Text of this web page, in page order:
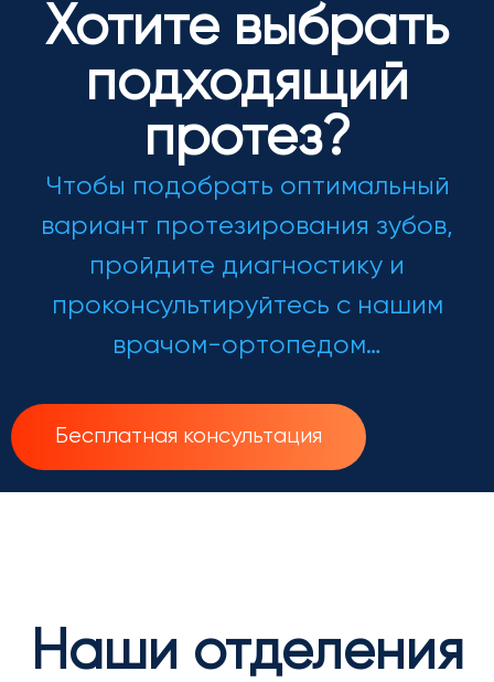
Хотите выбрать
подходящий
протез?
Чтобы подобрать оптимальный
вариант протезирования зубов,
пройдите диагностику и
проконсультируйтесь с нашим
врачом-ортопедом…
Бесплатная консультация
Наши отделения